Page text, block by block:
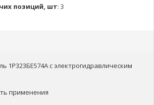
позиций, шт: 3
1Р323БЕ574А с электрогидравлическим
применения